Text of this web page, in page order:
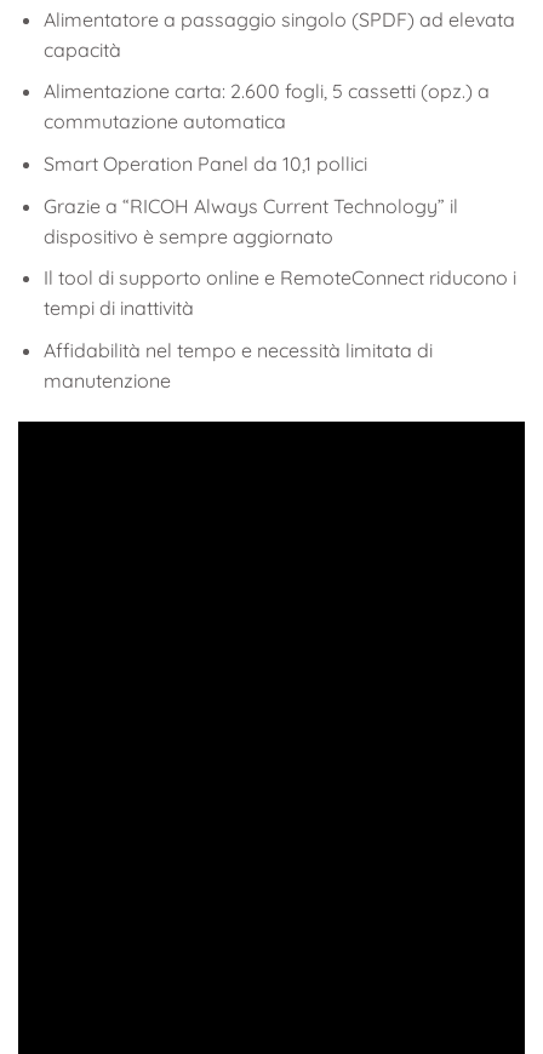
Alimentatore a passaggio singolo (SPDF) ad elevata
capacità
Alimentazione carta: 2.600 fogli, 5 cassetti (opz.) a
commutazione automatica
Smart Operation Panel da 10,1 pollici
Grazie a “RICOH Always Current Technology” il
dispositivo è sempre aggiornato
Il tool di supporto online e RemoteConnect riducono i
tempi di inattività
Affidabilità nel tempo e necessità limitata di
manutenzione